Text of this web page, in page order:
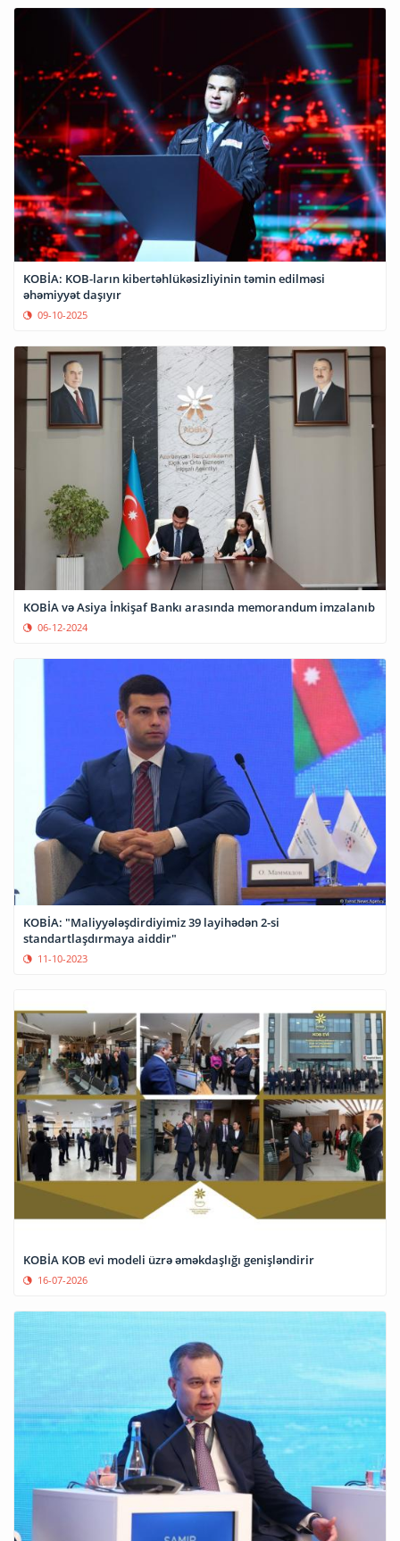
KOBİA: KOB-ların kibertəhlükəsizliyinin təmin edilməsi
əhəmiyyət daşıyır
09-10-2025
KOBİA və Asiya İnkişaf Bankı arasında memorandum imzalanıb
06-12-2024
KOBİA: "Maliyyələşdirdiyimiz 39 layihədən 2-si
standartlaşdırmaya aiddir"
11-10-2023
KOBİA KOB evi modeli üzrə əməkdaşlığı genişləndirir
16-07-2026